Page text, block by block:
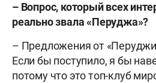
– Вопрос, который всех
реально звала «Перуджа»?
– Предложения от
Если бы поступило, я бы
потому что это топ-клуб